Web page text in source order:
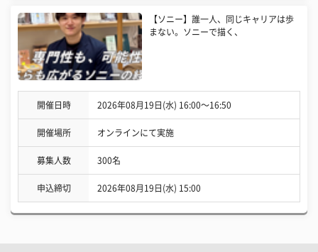
【ソニー】誰一人、同じキャリアは歩
まない。ソニーで描く、
開催日時 2026年08月19日(水) 16:00〜16:50
開催場所 オンラインにて実施
募集人数 300名
申込締切 2026年08月19日(水) 15:00